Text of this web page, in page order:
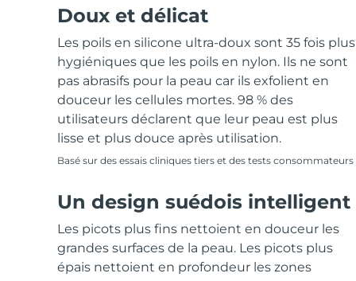
Doux et délicat
Les poils en silicone ultra-doux sont 35 fois plus
hygiéniques que les poils en nylon. Ils ne sont
pas abrasifs pour la peau car ils exfolient en
douceur les cellules mortes. 98 % des
utilisateurs déclarent que leur peau est plus
lisse et plus douce après utilisation.
Basé sur des essais cliniques tiers et des tests consommateurs
Un design suédois intelligent
Les picots plus fins nettoient en douceur les
grandes surfaces de la peau. Les picots plus
épais nettoient en profondeur les zones